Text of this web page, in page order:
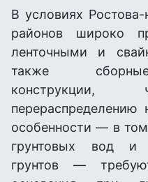
В условиях
районов широко
ленточными и
также
конструкции,
перераспределению
особенности — в
грунтовых вод и
грунтов —